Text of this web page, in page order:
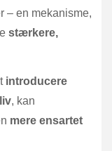
– en mekanisme,
stærkere,
introducere
, kan
mere ensartet